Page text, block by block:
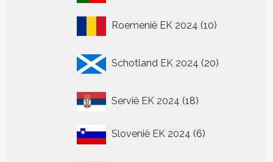
Roemenië EK 2024 1010
Schotland EK 2024 20
producten
Servië EK 2024 1818
Slovenië EK 2024 66